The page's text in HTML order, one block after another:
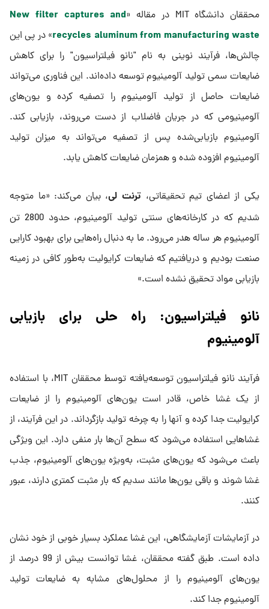
محققان دانشگاه MIT در مقاله «
New filter captures and
recycles aluminum from manufacturing waste» در پی این
چالش‌ها، فرآیند نوینی به نام "نانو فیلتراسیون" را برای کاهش
ضایعات سمی تولید آلومینیوم توسعه داده‌اند. این فناوری می‌تواند
ضایعات حاصل از تولید آلومینیوم را تصفیه کرده و یون‌های
آلومینیومی که در جریان فاضلاب از دست می‌روند، بازیابی کند.
آلومینیوم بازیابی‌شده پس از تصفیه می‌تواند به میزان تولید
آلومینیوم افزوده شده و همزمان ضایعات کاهش یابد.
یکی از اعضای تیم تحقیقاتی، ترنت لی، بیان می‌کند: «ما متوجه
شدیم که در کارخانه‌های سنتی تولید آلومینیوم، حدود 2800 تن
آلومینیوم هر ساله هدر می‌رود. ما به دنبال راه‌هایی برای بهبود کارایی
صنعت بودیم و دریافتیم که ضایعات کرایولیت به‌طور کافی در زمینه
بازیابی مواد تحقیق نشده است.»
نانو فیلتراسیون: راه‌
حلی برای بازیابی
آلومینیوم
فرآیند نانو فیلتراسیون توسعه‌یافته توسط محققان MIT، با استفاده
از یک غشا خاص، قادر است یون‌های آلومینیوم را از ضایعات
کرایولیت جدا کرده و آنها را به چرخه تولید بازگرداند. در این فرآیند، از
غشاهایی استفاده می‌شود که سطح آن‌ها بار منفی دارد. این ویژگی
باعث می‌شود که یون‌های مثبت، به‌ویژه یون‌های آلومینیوم، جذب
غشا شوند و باقی یون‌ها مانند سدیم که بار مثبت کمتری دارند، عبور
کنند.
در آزمایشات آزمایشگاهی، این غشا عملکرد بسیار خوبی از خود نشان
داده است. طبق گفته محققان، غشا توانست بیش از 99 درصد از
یون‌های آلومینیوم را از محلول‌های مشابه به ضایعات تولید
آلومینیوم جدا کند.